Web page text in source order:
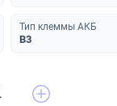
Тип клеммы АКБ
B3